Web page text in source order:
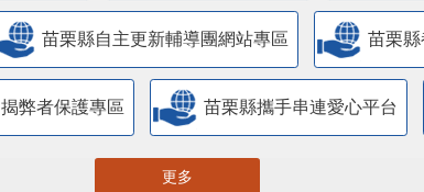
苗栗縣自主更新輔導團網站專區 苗栗
揭弊者保護專區 苗栗縣攜手串連愛心平台
更多